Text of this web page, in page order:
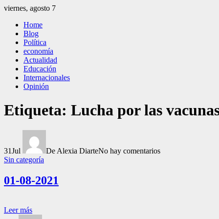
Saltar
contenido
viernes, agosto 7
El Independiente
El independiente Libre y Transparente
Home
Blog
Política
economía
Actualidad
Educación
Internacionales
Opinión
Etiqueta: Lucha por las
31Jul De Alexia DiarteNo hay comentarios
Sin categoría
01-08-2021
Leer más